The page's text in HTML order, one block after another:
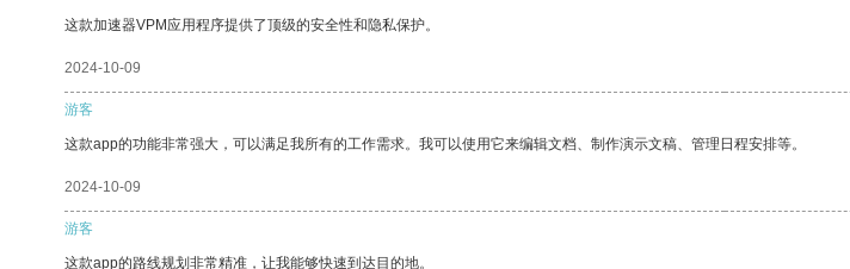
这款加速器VPM应用程序提供了顶级的安全性和隐私保护。
2024-10-09
游客
这款app的功能非常强大，可以满足我所有的工作需求。我可以使用它来编辑文档、制作演示文稿、管理日程安排等。
2024-10-09
游客
这款app的路线规划非常精准，让我能够快速到达目的地。